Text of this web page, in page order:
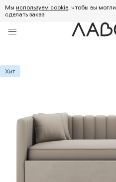
Мы используем cookie, чтобы вы могли
сделать заказ